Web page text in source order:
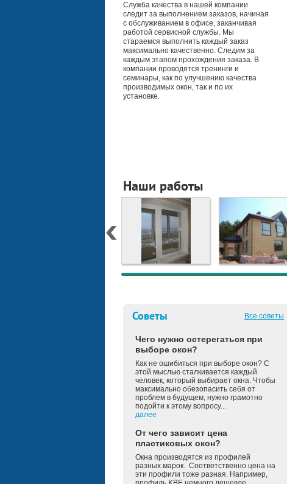
Служба качества в нашей компании
следит за выполнением заказов, начиная
с обслуживанием в офисе, заканчивая
работой сервисной службы. Мы
стараемся выполнить каждый заказ
максимально качественно. Следим за
каждым этапом прохождения заказа. В
компании проводятся тренинги и
семинары, как по улучшению качества
производимых окон, так и по их
установке.
Наши работы
Советы Все советы
Чего нужно остерегаться при
выборе окон?
Как не ошибиться при выборе окон? С
этой мыслью сталкивается каждый
человек, который выбирает окна. Чтобы
максимально обезопасить себя от
проблем в будущем, нужно грамотно
подойти к этому вопросу...
далее
От чего зависит цена
пластиковых окон?
Окна производятся из профилей
разных марок. Соответственно цена на
эти профили тоже разная. Например,